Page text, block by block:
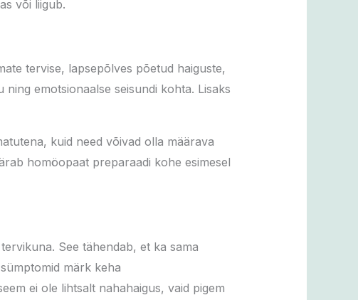
või liigub.
tervise, lapsepõlves põetud haiguste,
emotsionaalse seisundi kohta. Lisaks
kuid need võivad olla määrava
homöopaat preparaadi kohe esimesel
See tähendab, et ka sama
märk keha
ei ole lihtsalt nahahaigus, vaid pigem